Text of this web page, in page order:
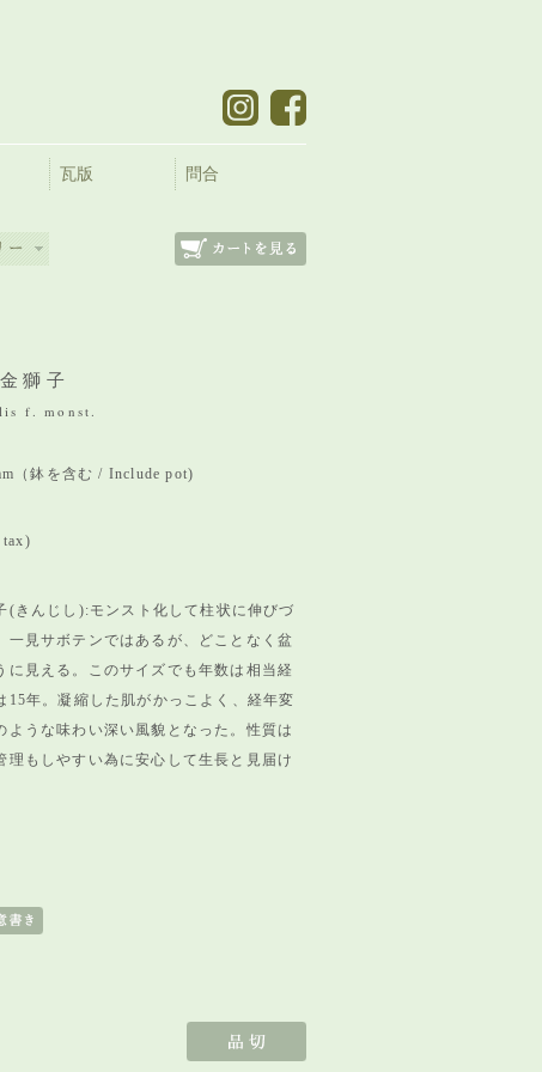
瓦版 問合
獅子
f. monst.
（鉢を含む / Include pot)
きんじし):モンスト化して柱状に伸びづ
一見サボテンではあるが、どことなく盆
に見える。このサイズでも年数は相当経
15年。凝縮した肌がかっこよく、経年変
ような味わい深い風貌となった。性質は
理もしやすい為に安心して生長と見届け